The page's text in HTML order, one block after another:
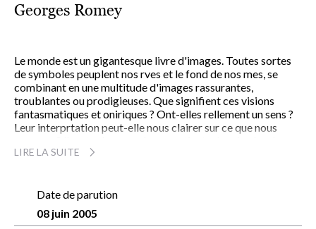
Georges Romey
Le monde est un gigantesque livre d'images. Toutes sortes
de symboles peuplent nos rves et le fond de nos mes, se
combinant en une multitude d'images rassurantes,
troublantes ou prodigieuses. Que signifient ces visions
fantasmatiques et oniriques ? Ont-elles rellement un sens ?
Leur interprtation peut-elle nous clairer sur ce que nous
vingt ans, dans le cadre de la mthode du rve veill libre ,
pouvoir thrapeutique. Analysant les nombreux symboles qui
apparaissent le plus frquemment dans l'imaginaire
personnages, animaux, nombres, mouvements... , cet
LIRE LA SUITE
Date de parution
08 juin 2005